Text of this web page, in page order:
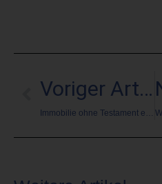
Voriger Artikel
Immobilie ohne Testament erben